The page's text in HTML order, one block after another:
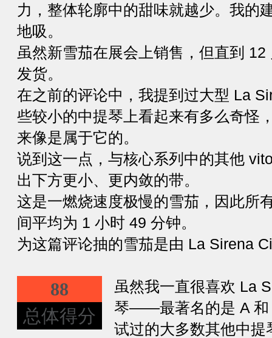
力，整体轮廓中的甜味就越少。我的
地吸。
虽然新雪茄在展会上销售，但直到
发货。
在之前的评论中，我提到过大型 La
些较小的中提琴上看起来有多么奇怪
来像是属于它的。
说到这一点，与核心系列中的其他
出下方更小、更内敛的带。
这是一燃烧速度极慢的雪茄，因此所
间平均为 1 小时 49 分钟。
为这篇评论抽的雪茄是由 La Sirena
88
总体得分
虽然我一直很喜欢 La
琴——最著名的是 A
试过的大多数其他中